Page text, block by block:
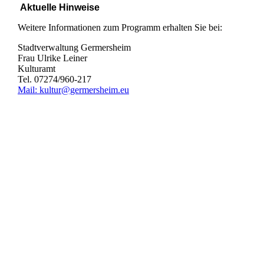
Aktuelle Hinweise
Weitere Informationen zum Programm erhalten Sie bei:
Stadtverwaltung Germersheim
Frau Ulrike Leiner
Kulturamt
Tel. 07274/960-217
Mail: kultur@germersheim.eu